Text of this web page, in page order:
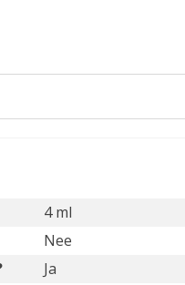
4 ml
Nee
Ja